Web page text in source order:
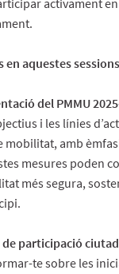
activament en
en aquestes
del PMMU
i les línies
mobilitat, amb
mesures poden
més segura,
de participació
te sobre les